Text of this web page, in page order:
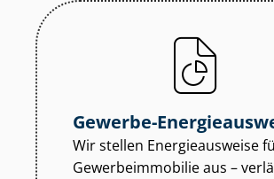
Gewerbe-
Wir stellen Energieausweise
Ge­wer­be­im­mo­bi­lie aus –